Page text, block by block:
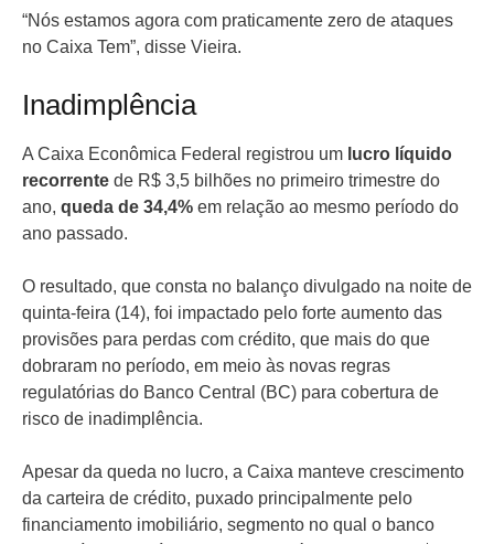
“Nós estamos agora com praticamente zero de ataques
no Caixa Tem”, disse Vieira.
Inadimplência
A Caixa Econômica Federal registrou um lucro líquido
recorrente de R$ 3,5 bilhões no primeiro trimestre do
ano, queda de 34,4% em relação ao mesmo período do
ano passado.
O resultado, que consta no balanço divulgado na noite de
quinta-feira (14), foi impactado pelo forte aumento das
provisões para perdas com crédito, que mais do que
dobraram no período, em meio às novas regras
regulatórias do Banco Central (BC) para cobertura de
risco de inadimplência.
Apesar da queda no lucro, a Caixa manteve crescimento
da carteira de crédito, puxado principalmente pelo
financiamento imobiliário, segmento no qual o banco